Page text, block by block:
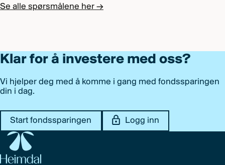
Se alle spørsmålene her →
Klar for å investere med oss?
Vi hjelper deg med å komme i gang med fondssparingen
din i dag.
Start fondssparingen Logg inn